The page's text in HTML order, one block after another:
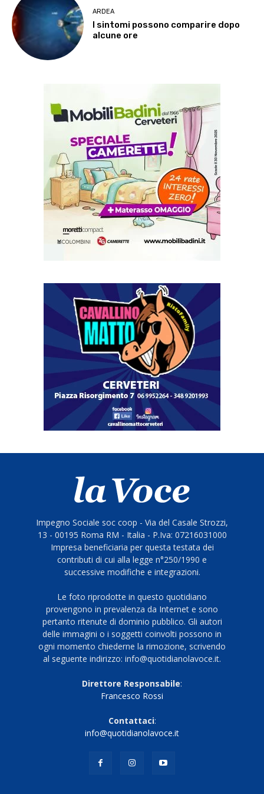
ARDEA
I sintomi possono comparire dopo
alcune ore
Impegno Sociale soc coop - Via del Casale Strozzi,
13 - 00195 Roma RM - Italia - P.Iva: 07216031000
Impresa beneficiaria per questa testata dei
contributi di cui alla legge n°250/1990 e
successive modifiche e integrazioni.
Le foto riprodotte in questo quotidiano
provengono in prevalenza da Internet e sono
pertanto ritenute di dominio pubblico. Gli autori
delle immagini o i soggetti coinvolti possono in
ogni momento chiederne la rimozione, scrivendo
al seguente indirizzo: info@quotidianolavoce.it.
Direttore Responsabile:
Francesco Rossi
Contattaci:
info@quotidianolavoce.it